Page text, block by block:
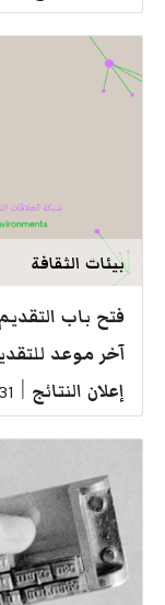
بيئات الثقافة
فتح باب التقديم
آخر موعد
إعلان النتائج / 2026